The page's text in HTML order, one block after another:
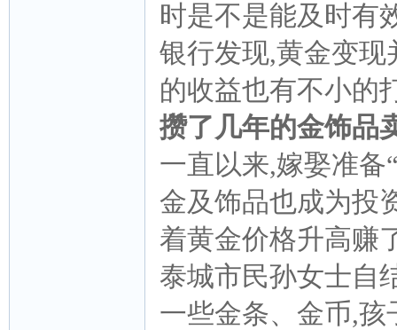
时是不是能及时有
银行发现,黄金变
的收益也有不小的
攒了几年的金饰品
一直以来,嫁娶准备
金及饰品也成为投
着黄金价格升高赚
泰城市民孙女士自
一些金条、金币,